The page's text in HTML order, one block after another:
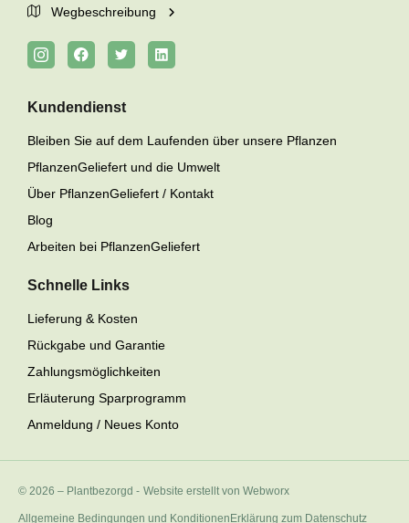
Wegbeschreibung
Kundendienst
Bleiben Sie auf dem Laufenden über unsere Pflanzen
PflanzenGeliefert und die Umwelt
Über PflanzenGeliefert / Kontakt
Blog
Arbeiten bei PflanzenGeliefert
Schnelle Links
Lieferung & Kosten
Rückgabe und Garantie
Zahlungsmöglichkeiten
Erläuterung Sparprogramm
Anmeldung / Neues Konto
© 2026 – Plantbezorgd - Website erstellt von Webworx
Allgemeine Bedingungen und Konditionen Erklärung zum Datenschutz